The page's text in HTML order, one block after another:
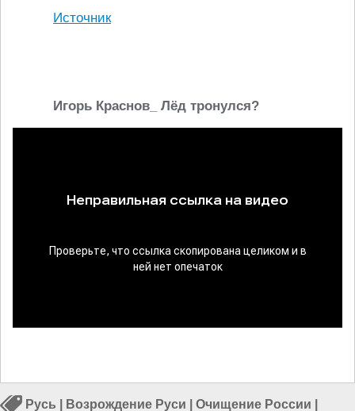
Источник
Игорь Краснов_ Лёд тронулся?
Русь Возрождение Руси Очищение России